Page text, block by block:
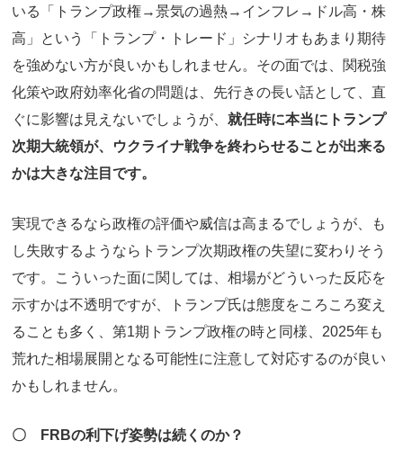
いる「トランプ政権→景気の過熱→インフレ→ドル高・株
高」という「トランプ・トレード」シナリオもあまり期待
を強めない方が良いかもしれません。その面では、関税強
化策や政府効率化省の問題は、先行きの長い話として、直
ぐに影響は見えないでしょうが、 就任時に本当にトランプ
次期大統領が、ウクライナ戦争を終わらせることが出来る
かは大きな注目です。
実現できるなら政権の評価や威信は高まるでしょうが、も
し失敗するようならトランプ次期政権の失望に変わりそう
です。こういった面に関しては、相場がどういった反応を
示すかは不透明ですが、トランプ氏は態度をころころ変え
ることも多く、第1期トランプ政権の時と同様、2025年も
荒れた相場展開となる可能性に注意して対応するのが良い
かもしれません。
〇 FRBの利下げ姿勢は続くのか？